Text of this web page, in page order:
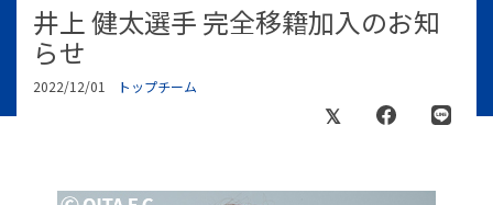
井上 健太選手 完全移籍加入のお知
らせ
2022/12/01 トップチーム